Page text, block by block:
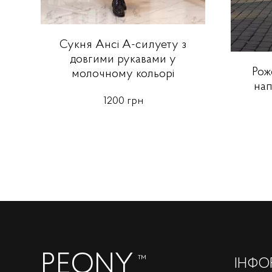
Сукня Ансі А-силуету з
довгими рукавами у
молочному кольорі
1200 грн
PEONY ™